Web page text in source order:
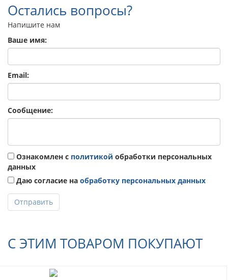
Остались вопросы?
Напишите нам
Ваше имя:
Email:
Сообщение:
Ознакомлен с политикой обработки персональных
данных
Даю согласие на обработку персональных данных
Отправить
С ЭТИМ ТОВАРОМ ПОКУПАЮТ